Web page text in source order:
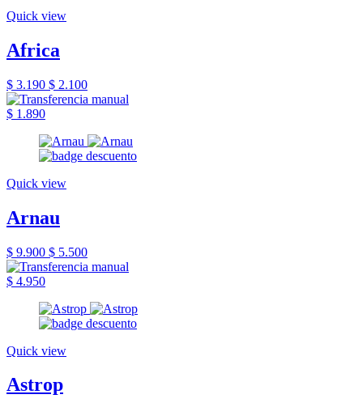
Quick view
Africa
$ 3.190 $ 2.100
$ 1.890
Quick view
Arnau
$ 9.900 $ 5.500
$ 4.950
Quick view
Astrop